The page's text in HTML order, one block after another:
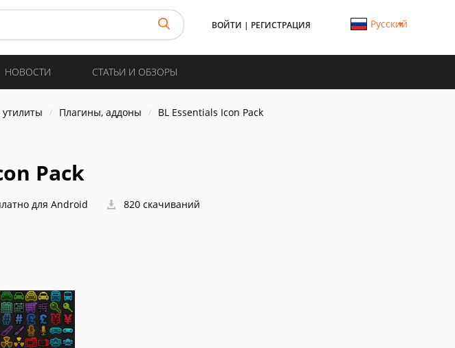
ВОЙТИ | РЕГИСТРАЦИЯ Русский
НОВОСТИ СТАТЬИ И ОБЗОРЫ
Плагины, аддоны BL Essentials Icon Pack
Pack
для Android 820 скачиваний